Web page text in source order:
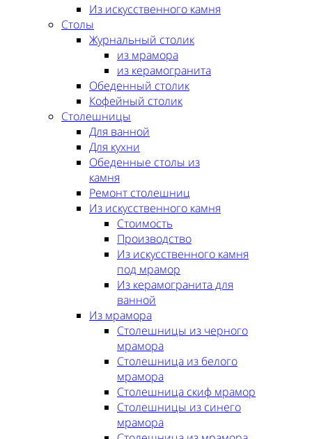
Из искусственного камня
Столы
Журнальный столик
из мрамора
из керамогранита
Обеденный столик
Кофейный столик
Столешницы
Для ванной
Для кухни
Обеденные столы из
камня
Ремонт столешниц
Из искусственного камня
Стоимость
Производство
Из искусственного камня
под мрамор
Из керамогранита для
ванной
Из мрамора
Столешницы из черного
мрамора
Столешница из белого
мрамора
Столешница скиф мрамор
Столешницы из синего
мрамора